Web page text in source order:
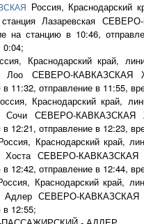
Россия, Краснодарский
Лазаревская
на станцию в 10:46,
0:04;
Краснодарский край,
Лоо СЕВЕРО-КАВКАЗСКАЯ
11:32, отправление в 11:55,
Краснодарский край,
Сочи СЕВЕРО-
12:21, отправление в 12:23,
Краснодарский край,
Хоста СЕВЕРО-
12:42, отправление в 12:44,
Краснодарский край,
Адлер СЕВЕРО-
в 12:55;